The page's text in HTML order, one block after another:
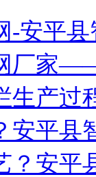
-安平
厂家
生产过
安平县
？安平